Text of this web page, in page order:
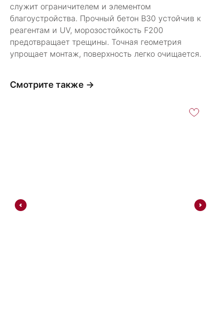
служит ограничителем и элементом
благоустройства. Прочный бетон В30 устойчив к
реагентам и UV, морозостойкость F200
предотвращает трещины. Точная геометрия
упрощает монтаж, поверхность легко очищается.
Смотрите также →